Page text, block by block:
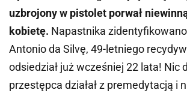
uzbrojony w pistolet porwał
kobietę. Napastnika
Antonio da Silvę, 49-letniego
odsiedział już wcześniej 22 lata! Nic
przestępca działał z premedytacją i